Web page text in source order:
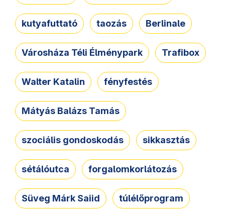
kutyafuttató taozás Berlinale
Városháza Téli Élménypark Trafibox
Walter Katalin fényfestés
Mátyás Balázs Tamás
szociális gondoskodás sikkasztás
sétálóutca forgalomkorlátozás
Süveg Márk Saiid túlélőprogram